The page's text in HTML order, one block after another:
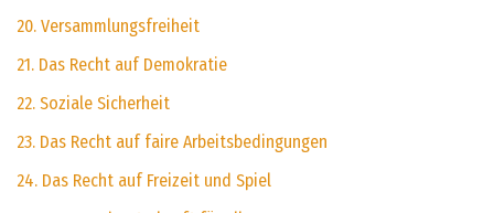
20. Versammlungsfreiheit
21. Das Recht auf Demokratie
22. Soziale Sicherheit
23. Das Recht auf faire Arbeitsbedingungen
24. Das Recht auf Freizeit und Spiel